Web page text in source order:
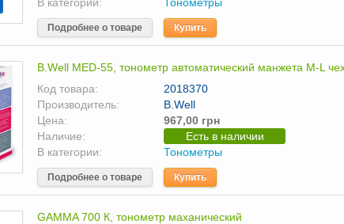
Подробнее о товаре Купить
B.Well MED-55, тонометр автоматический манжета M-L
Код товара:
2018370
Производитель:
B.Well
Цена:
967,00 грн
Наличие:
Есть в наличии
В категории:
Тонометры
Подробнее о товаре Купить
GAMMA 700 К, тонометр маханический